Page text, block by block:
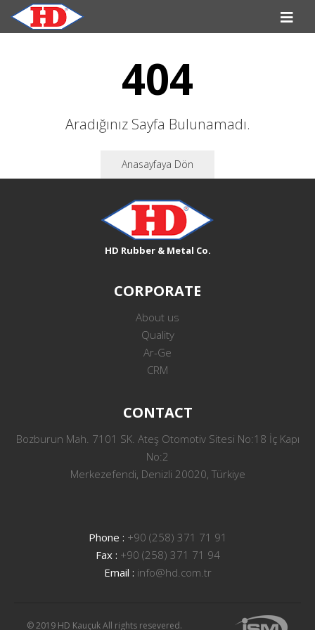
404
Aradığınız Sayfa Bulunamadı.
Anasayfaya Dön
HD Rubber & Metal Co.
CORPORATE
About us
Quality
Ar-Ge
CRM
CONTACT
Bozburun Mah. 7101 SK. Ateş Otomotiv Sitesi No:18 İç Kapı
No:2
Merkezefendi, Denizli 20020, Türkiye
Phone : +90 (258) 371 71 91
Fax : +90 (258) 371 71 94
Email : info@hd.com.tr
© 2019 HD Kauçuk All rights resevered.